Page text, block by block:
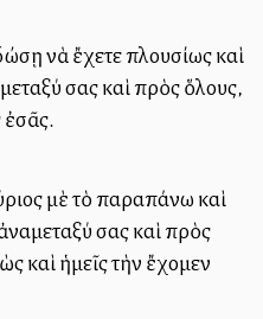
νὰ ἔχετε πλουσίως καὶ
σας καὶ πρὸς ὅλους,
ἐσᾶς.
μὲ τὸ παραπάνω καὶ
σας καὶ πρὸς
καὶ ἡμεῖς τὴν ἔχομεν